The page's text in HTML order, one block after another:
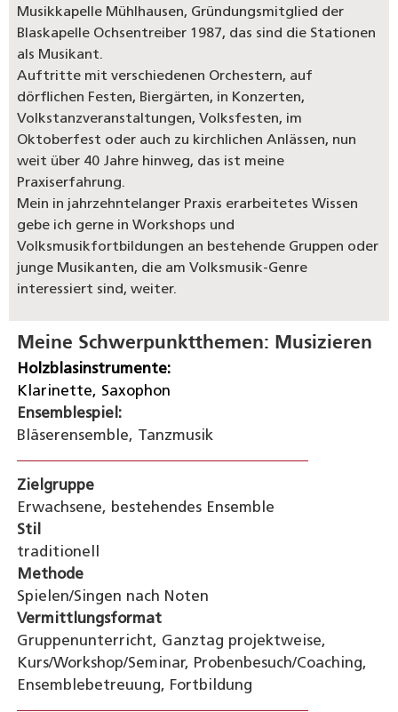
Musikkapelle Mühlhausen, Gründungsmitglied der
Blaskapelle Ochsentreiber 1987, das sind die Stationen
als Musikant.
Auftritte mit verschiedenen Orchestern, auf
dörflichen Festen, Biergärten, in Konzerten,
Volkstanzveranstaltungen, Volksfesten, im
Oktoberfest oder auch zu kirchlichen Anlässen, nun
weit über 40 Jahre hinweg, das ist meine
Praxiserfahrung.
Mein in jahrzehntelanger Praxis erarbeitetes Wissen
gebe ich gerne in Workshops und
Volksmusikfortbildungen an bestehende Gruppen oder
junge Musikanten, die am Volksmusik-Genre
interessiert sind, weiter.
Meine Schwerpunktthemen: Musizieren
Holzblasinstrumente:
Klarinette, Saxophon
Ensemblespiel:
Bläserensemble, Tanzmusik
Zielgruppe
Erwachsene, bestehendes Ensemble
Stil
traditionell
Methode
Spielen/Singen nach Noten
Vermittlungsformat
Gruppenunterricht, Ganztag projektweise,
Kurs/Workshop/Seminar, Probenbesuch/Coaching,
Ensemblebetreuung, Fortbildung